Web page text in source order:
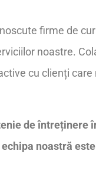
firme de
noastre.
cu clienți
de întreținere
noastră